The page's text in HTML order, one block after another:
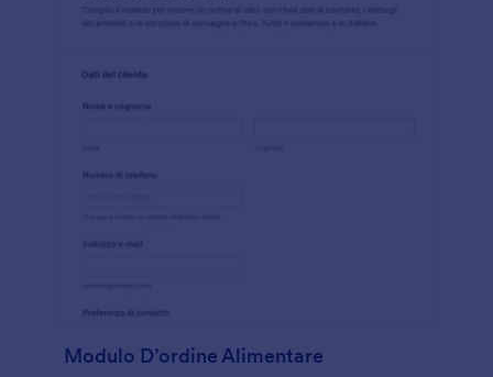
Modulo D’ordine Alimentare